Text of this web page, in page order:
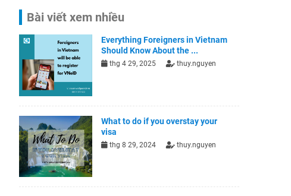
Bài viết xem nhiều
Everything Foreigners in Vietnam
Should Know About the ...
thg 4 29, 2025 thuy.nguyen
What to do if you overstay your
visa
thg 8 29, 2024 thuy.nguyen